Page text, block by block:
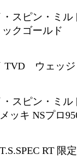
スピン・ミル
クゴールド
TVD ウェッジ
スピン・ミル
ッキ NSプロ
RT 限